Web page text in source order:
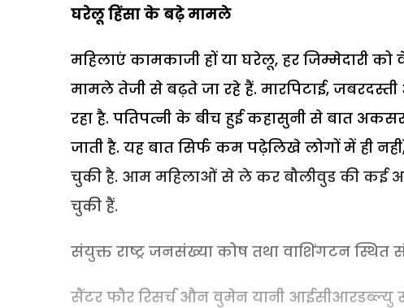
घरेलू हिंसा के बढ़े मामले
महिलाएं कामकाजी हों या घरेलू, हर जिम्मेदारी
मामले तेजी से बढ़ते जा रहे हैं. मारपिटाई,
रहा है. पतिपत्नी के बीच हुई कहासुनी से बात
जाती है. यह बात सिर्फ कम पढ़ेलिखे लोगों में ही
चुकी है. आम महिलाओं से ले कर बौलीवुड की कई
चुकी हैं.
संयुक्त राष्ट्र जनसंख्या कोष तथा वाशिंगटन
सैंटर फौर रिसर्च औन वुमेन यानी आईसीआरडब्ल्यु